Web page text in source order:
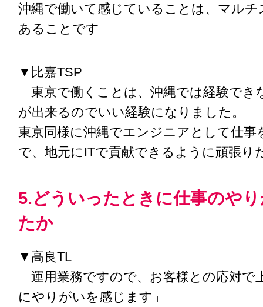
沖縄で働いて感じていることは、マル
あることです」
▼比嘉TSP
「東京で働くことは、沖縄では経験でき
が出来るのでいい経験になりました。
東京同様に沖縄でエンジニアとして仕事
で、地元にITで貢献できるように頑張り
5.どういったときに仕事のや
たか
▼高良TL
「運用業務ですので、お客様との応対で
にやりがいを感じます」